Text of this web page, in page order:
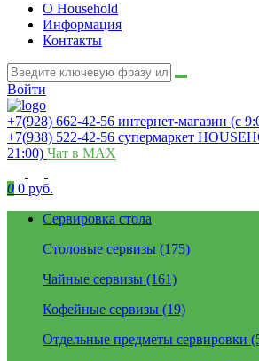
О Household
Информация
Контакты
Войти
+7(928) 662-42-56 интернет-магазин (с
+7(938) 522-42-56 супермаркет
21:00) Чат в MAX
0 0 руб.
Сервировка стола
Столовые сервизы (175)
Чайные сервизы (161)
Кофейные сервизы (19)
Отдельные предметы сервировки